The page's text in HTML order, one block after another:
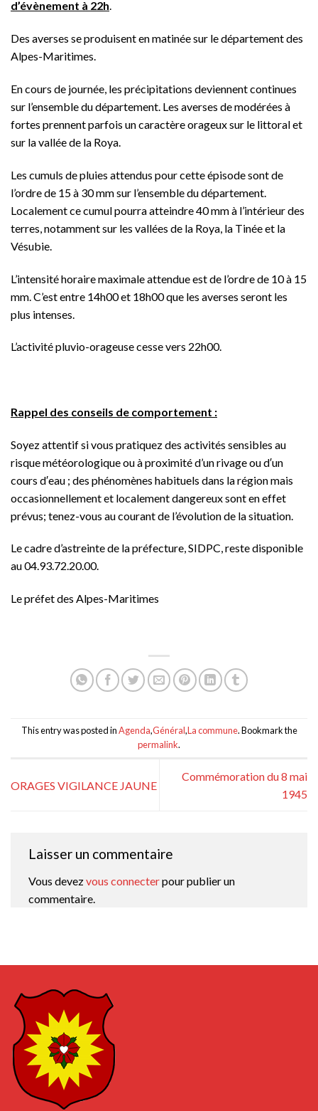
d’évènement à 22h.
Des averses se produisent en matinée sur le département des
Alpes-Maritimes.
En cours de journée, les précipitations deviennent continues
sur l’ensemble du département. Les averses de modérées à
fortes prennent parfois un caractère orageux sur le littoral et
sur la vallée de la Roya.
Les cumuls de pluies attendus pour cette épisode sont de
l’ordre de 15 à 30 mm sur l’ensemble du département.
Localement ce cumul pourra atteindre 40 mm à l’intérieur des
terres, notamment sur les vallées de la Roya, la Tinée et la
Vésubie.
L’intensité horaire maximale attendue est de l’ordre de 10 à 15
mm. C’est entre 14h00 et 18h00 que les averses seront les
plus intenses.
L’activité pluvio-orageuse cesse vers 22h00.
Rappel des conseils de comportement :
Soyez attentif si vous pratiquez des activités sensibles au
risque météorologique ou à proximité d’un rivage ou d′un
cours d′eau ; des phénomènes habituels dans la région mais
occasionnellement et localement dangereux sont en effet
prévus; tenez-vous au courant de l’évolution de la situation.
Le cadre d’astreinte de la préfecture, SIDPC, reste disponible
au 04.93.72.20.00.
Le préfet des Alpes-Maritimes
This entry was posted inAgenda,Général,La commune. Bookmark the
permalink.
ORAGES VIGILANCE JAUNE
Commémoration du 8 mai
1945
Laisser un commentaire
Vous devezvous connecterpour publier un
commentaire.